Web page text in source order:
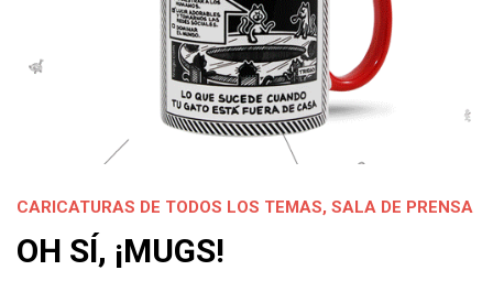
CARICATURAS DE TODOS LOS TEMAS, SALA DE PRENSA
OH SÍ, ¡MUGS!